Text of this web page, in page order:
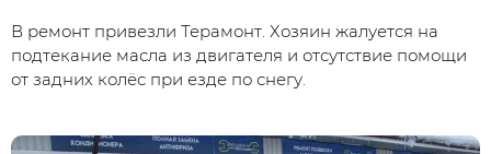
В ремонт привезли Терамонт. Хозяин жалуется на
подтекание масла из двигателя и отсутствие помощи
от задних колёс при езде по снегу.